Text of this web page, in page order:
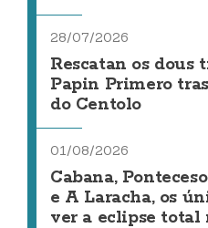
28/07/2026
Rescatan os dous
Papin Primero
do Centolo
01/08/2026
Cabana,
e A Laracha, os
ver a eclipse total